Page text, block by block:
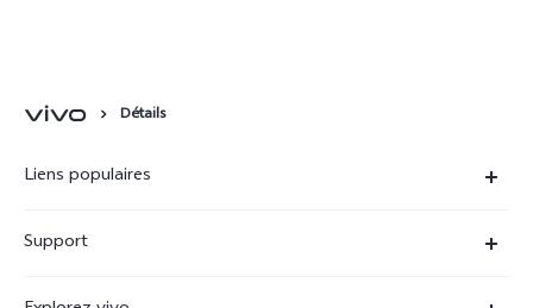
Détails
Liens populaires
Support